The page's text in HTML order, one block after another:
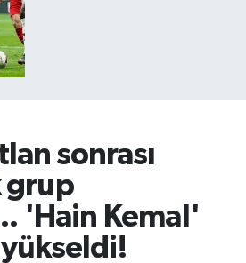
sonrası
grup
'Hain Kemal'